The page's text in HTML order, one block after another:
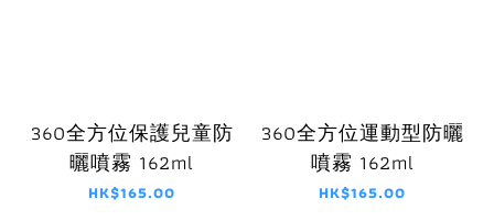
360全方位保護兒童防
曬噴霧 162ml
HK$165.00
360全方位運動型防曬
噴霧 162ml
HK$165.00